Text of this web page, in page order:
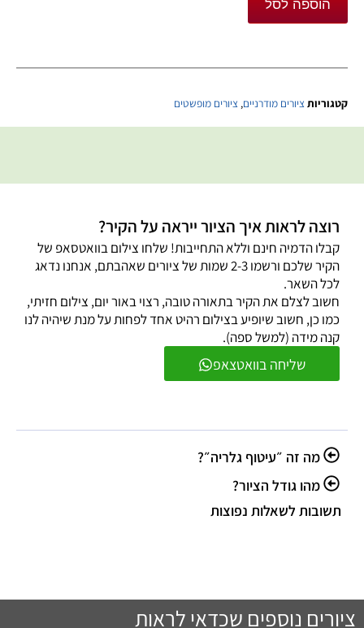
הוספה לסל
קטגוריותציורים מודרניים, ציורים מופשטים
שליחה בוואטצאפ
רוצה לראות איך הציור ייראה על הקיר?
קבלו הדמיה חינם וללא התחייבות! שלחו צילום בוואטסאפ של
הקיר שלכם ורשמו 2-3 שמות של ציורים שאהבתם, אנחנו נדאג
לכל השאר.
חשוב לצלם את הקיר בתאורה טובה, רצוי באור יום, צילום חזיתי,
כמו כן, חשוב שיופיע בצילום רהיט אחד לפחות על מנת שיהיה לנו
קנה מידה (למשל ספה).
מה זה ״עיטוף גלריה״?
מהו גודל הציור?
תשובות לשאלות נפוצות
ציורים נוספים שכדאי לראות